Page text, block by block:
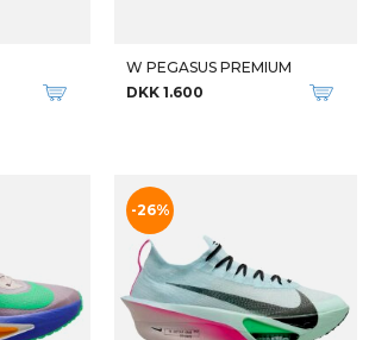
GTX
W ADIZERO EVO SL
DKK 1.199